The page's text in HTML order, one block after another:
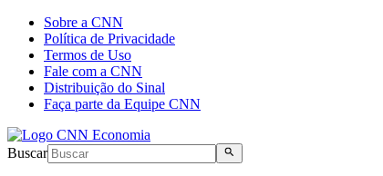
Sobre a CNN
Política de Privacidade
Termos de Uso
Fale com a CNN
Distribuição do Sinal
Faça parte da Equipe CNN
Buscar